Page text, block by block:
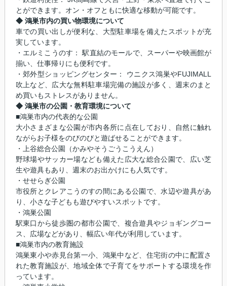
とができます。オン・オフともに快適な移動が可能です。
◆ 鴻巣市内の買い物環境について
車での買い出しが便利な、大型駐車場を備えたスポットが充
実しています。
・エルミこうのす： 駅直結のモールで、スーパーや映画館が
揃い、仕事帰りにも便利です。
・郊外型ショッピングセンター： ウニクス鴻巣やFUJIMALL
吹上など、広大な無料駐車場完備の施設が多く、週末のまと
め買いもストレスがありません。
◆ 鴻巣市の公園・教育環境について
■鴻巣市内の代表的な公園
大小さまざまな公園が市内各所に点在しており、自然に触れ
ながらお子様をのびのびと遊ばせることができます。
・上谷総合公園（かみやそうごうこうえん）
野球場やサッカー場なども備えた広大な総合公園で、広い芝
生や遊具もあり、週末のお出かけにも人気です。
・せせらぎ公園
市役所とクレアこうのすの間にある公園で、水辺や遊具があ
り、小さな子どもも遊びやすいスポットです。
・鴻巣公園
駅東口から徒歩圏の都市公園で、複合遊具やジョギングコー
ス、広場などがあり、幅広い年代が利用しています。
■鴻巣市内の教育施設
鴻巣東小や赤見台第一小、鴻巣中など、住宅街の中に配置さ
れた教育施設が、地域全体で子育てをサポートする環境を作
っています。